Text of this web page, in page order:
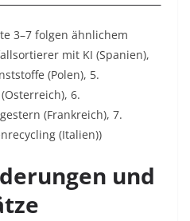
3–7 folgen ähnlichem
mit KI (Spanien),
(Polen), 5.
6.
(Frankreich), 7.
(Italien))
und